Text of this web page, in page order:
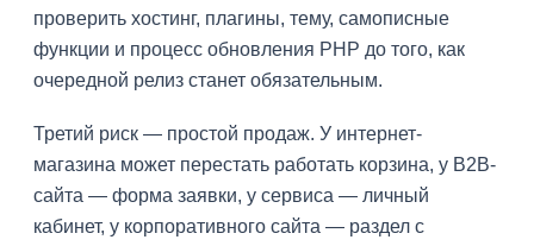
проверить хостинг, плагины, тему, самописные
функции и процесс обновления PHP до того, как
очередной релиз станет обязательным.
Третий риск — простой продаж. У интернет-
магазина может перестать работать корзина, у B2B-
сайта — форма заявки, у сервиса — личный
кабинет, у корпоративного сайта — раздел с